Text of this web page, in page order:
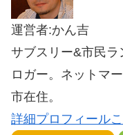
運営者:かん吉
サブスリー&市民
ロガー。ネットマ
市在住。
詳細プロフィール